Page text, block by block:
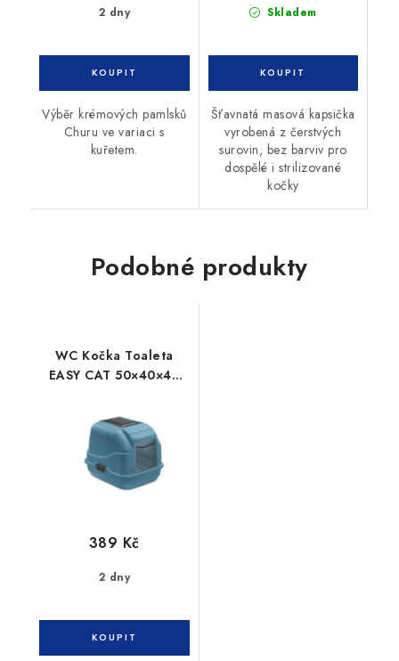
2 dny
Výběr krémových pamlsků
Churu ve variaci s
kuřetem.
Skladem
Šťavnatá masová kapsička
vyrobená z čerstvých
surovin, bez barviv pro
dospělé i strilizované
kočky
Podobné produkty
WC Kočka Toaleta
EASY CAT 50×40×40
2 dny
389 Kč